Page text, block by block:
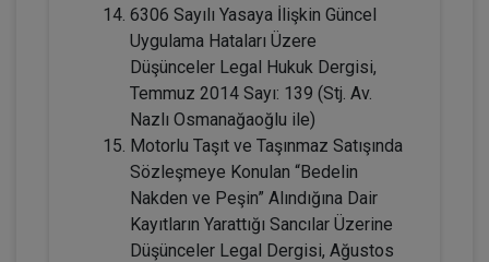
Mal Rejimleri Hukuku - IV. Medeni Hukuk
Kongresi - IV. Oturum
360 TL Sepete Ekle
6306 Sayılı Yasaya İlişkin Güncel
Uygulama Hataları Üzere
Düşünceler Legal Hukuk Dergisi,
Temmuz 2014 Sayı: 139 (Stj. Av.
Nazlı Osmanağaoğlu ile)
Motorlu Taşıt ve Taşınmaz Satışında
Sözleşmeye Konulan “Bedelin
Nakden ve Peşin” Alındığına Dair
Kayıtların Yarattığı Sancılar Üzerine
Düşünceler Legal Dergisi, Ağustos